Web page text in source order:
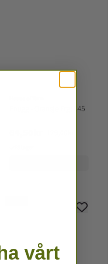
Fnugg - Oransje Frg: 945
vårt